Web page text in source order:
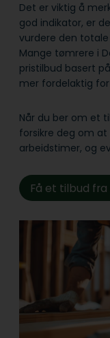
Det er viktig å
god indikator, er
vurdere den
Mange tømrere i
pristilbud basert
mer fordelaktig
Når du ber om et
forsikre deg om at
arbeidstimer, og
Få et tilbud